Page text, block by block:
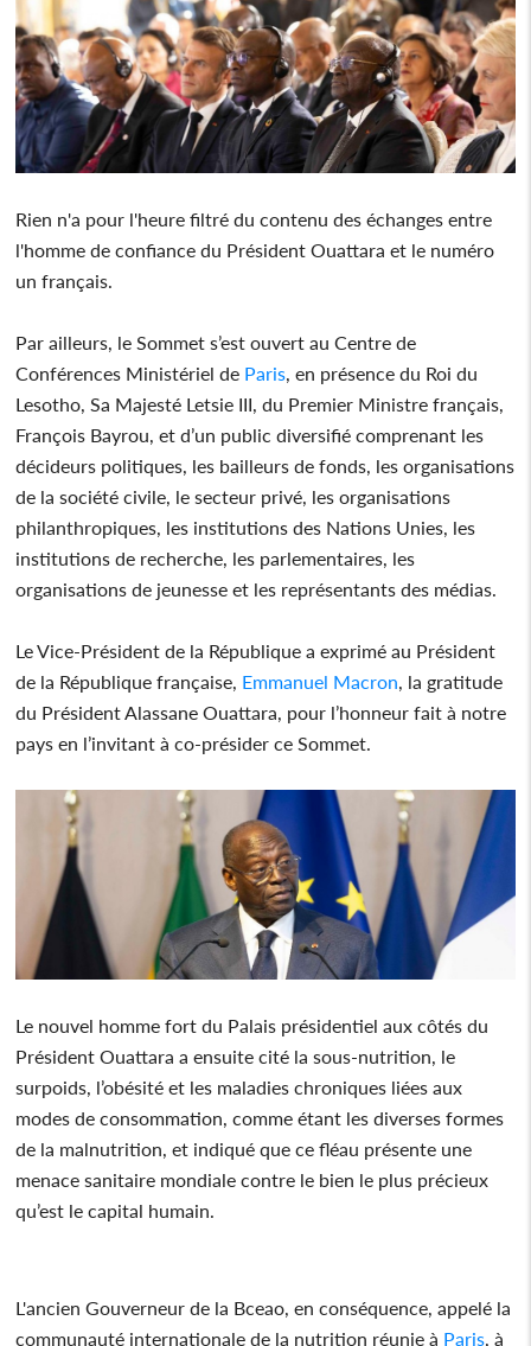
Rien n'a pour l'heure filtré du contenu des échanges entre
l'homme de confiance du Président Ouattara et le numéro
un français.
Par ailleurs, le Sommet s’est ouvert au Centre de
Conférences Ministériel de Paris , en présence du Roi du
Lesotho, Sa Majesté Letsie III, du Premier Ministre français,
François Bayrou, et d’un public diversifié comprenant les
décideurs politiques, les bailleurs de fonds, les organisations
de la société civile, le secteur privé, les organisations
philanthropiques, les institutions des Nations Unies, les
institutions de recherche, les parlementaires, les
organisations de jeunesse et les représentants des médias.
Le Vice-Président de la République a exprimé au Président
de la République française, Emmanuel Macron , la gratitude
du Président Alassane Ouattara, pour l’honneur fait à notre
pays en l’invitant à co-présider ce Sommet.
Le nouvel homme fort du Palais présidentiel aux côtés du
Président Ouattara a ensuite cité la sous-nutrition, le
surpoids, l’obésité et les maladies chroniques liées aux
modes de consommation, comme étant les diverses formes
de la malnutrition, et indiqué que ce fléau présente une
menace sanitaire mondiale contre le bien le plus précieux
qu’est le capital humain.
L'ancien Gouverneur de la Bceao, en conséquence, appelé la
communauté internationale de la nutrition réunie à Paris , à